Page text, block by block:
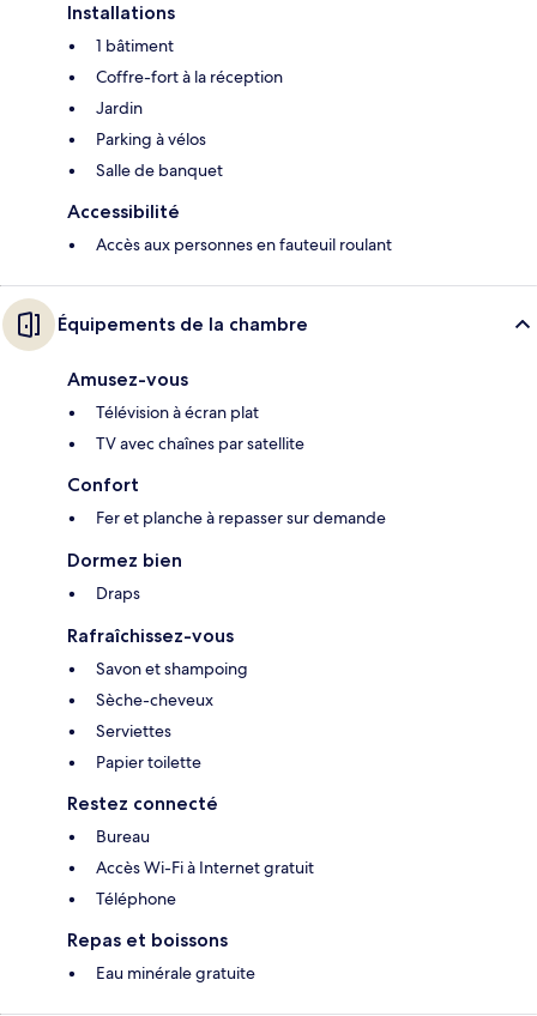
Installations
1 bâtiment
Coffre-fort à la réception
Jardin
Parking à vélos
Salle de banquet
Accessibilité
Accès aux personnes en fauteuil roulant
Équipements de la chambre
Amusez-vous
Télévision à écran plat
TV avec chaînes par satellite
Confort
Fer et planche à repasser sur demande
Dormez bien
Draps
Rafraîchissez-vous
Savon et shampoing
Sèche-cheveux
Serviettes
Papier toilette
Restez connecté
Bureau
Accès Wi-Fi à Internet gratuit
Téléphone
Repas et boissons
Eau minérale gratuite